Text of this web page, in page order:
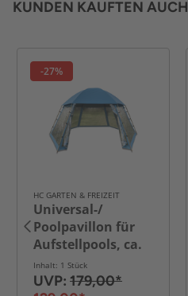
KUNDEN KAUFTEN AUCH
-27%
HC GARTEN & FREIZEIT
Universal-/
Poolpavillon für
Aufstellpools, ca.
500 x 433 x 250 cm
Inhalt: 1 Stück
UVP: 179,00*